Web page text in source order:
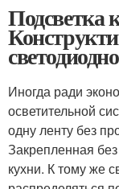
Подсветка
Иногда ради
осветительной
одну ленту без
Закрепленная
кухни. К тому же